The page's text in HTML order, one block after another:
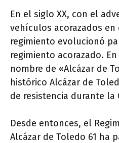
En el siglo XX, con el
vehículos acorazados
regimiento evolucionó
regimiento acorazado.
nombre de «Alcázar de
histórico Alcázar de
de resistencia durante la
Desde entonces, el
Alcázar de Toledo 61 ha